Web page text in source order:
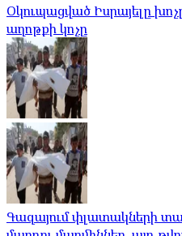
Օկուպացված Իսրայելը
աղոթքի կոչը
Գազայում փլատակների